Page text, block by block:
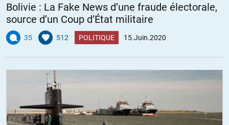
Bolivie : La Fake News d’une fraude électorale,
source d’un Coup d’État militaire
35 512 POLITIQUE 15.Juin.2020